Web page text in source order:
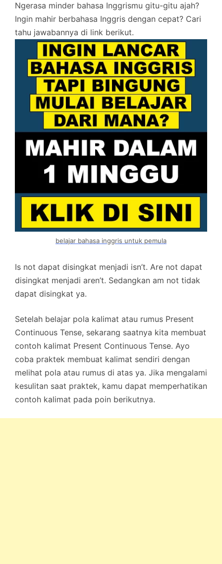
Ngerasa minder bahasa Inggrismu gitu-gitu ajah?
Ingin mahir berbahasa Inggris dengan cepat? Cari
tahu jawabannya di link berikut.
belajar bahasa inggris untuk pemula
Is not dapat disingkat menjadi isn’t. Are not dapat
disingkat menjadi aren’t. Sedangkan am not tidak
dapat disingkat ya.
Setelah belajar pola kalimat atau rumus Present
Continuous Tense, sekarang saatnya kita membuat
contoh kalimat Present Continuous Tense. Ayo
coba praktek membuat kalimat sendiri dengan
melihat pola atau rumus di atas ya. Jika mengalami
kesulitan saat praktek, kamu dapat memperhatikan
contoh kalimat pada poin berikutnya.